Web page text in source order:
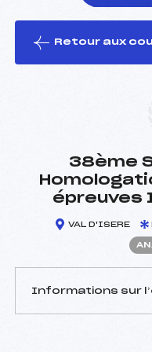
le ski
Retour aux
38ème
épreuves
VAL D'ISERE
Informations sur